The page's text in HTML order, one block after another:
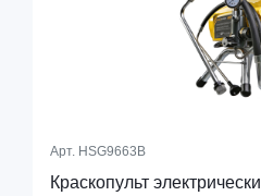
Арт. HSG9663B
Краскопульт